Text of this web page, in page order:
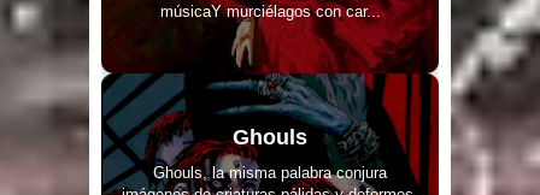
músicaY murciélagos con car...
Ghouls
Ghouls, la misma palabra conjura